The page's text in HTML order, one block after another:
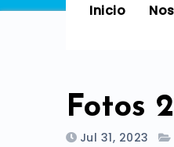
Inicio
Fotos
Jul 31, 2023